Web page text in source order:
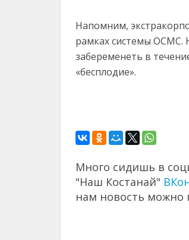
Напомним,
рамках системы ОСМС.
забеременеть в
«бесплодие».
Много сидишь в
"Наш Костанай"
нам новость можно